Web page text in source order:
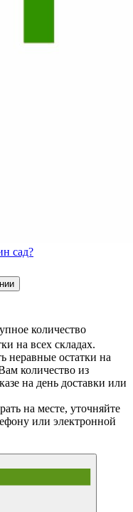
сад?
количество
на всех складах.
неравные остатки на
количество из
на день доставки или
на месте, уточняйте
или электронной